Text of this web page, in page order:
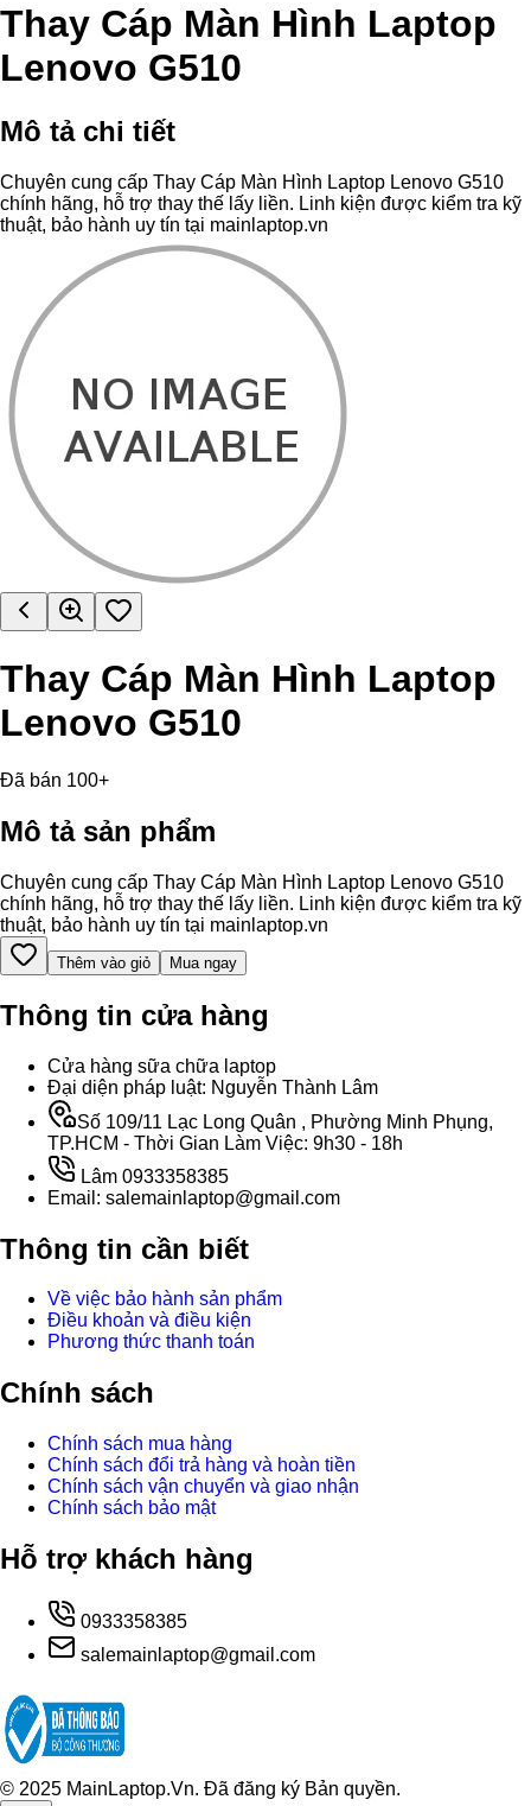
Thay Cáp Màn Hình Laptop
Lenovo G510
Mô tả chi tiết
Chuyên cung cấp Thay Cáp Màn Hình Laptop Lenovo G510
chính hãng, hỗ trợ thay thế lấy liền. Linh kiện được kiểm tra kỹ
thuật, bảo hành uy tín tại mainlaptop.vn
Thay Cáp Màn Hình Laptop
Lenovo G510
Đã bán 100+
Mô tả sản phẩm
Chuyên cung cấp Thay Cáp Màn Hình Laptop Lenovo G510
chính hãng, hỗ trợ thay thế lấy liền. Linh kiện được kiểm tra kỹ
thuật, bảo hành uy tín tại mainlaptop.vn
Thêm vào giỏ Mua ngay
Thông tin cửa hàng
Cửa hàng sữa chữa laptop
Đại diện pháp luật: Nguyễn Thành Lâm
Số 109/11 Lạc Long Quân , Phường Minh Phụng,
TP.HCM - Thời Gian Làm Việc: 9h30 - 18h
Lâm 0933358385
Email: salemainlaptop@gmail.com
Thông tin cần biết
Về việc bảo hành sản phẩm
Điều khoản và điều kiện
Phương thức thanh toán
Chính sách
Chính sách mua hàng
Chính sách đổi trả hàng và hoàn tiền
Chính sách vận chuyển và giao nhận
Chính sách bảo mật
Hỗ trợ khách hàng
0933358385
salemainlaptop@gmail.com
© 2025 MainLaptop.Vn. Đã đăng ký Bản quyền.